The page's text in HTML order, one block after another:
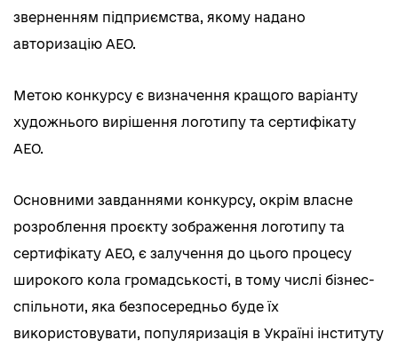
зверненням підприємства, якому надано
авторизацію АЕО.
Метою конкурсу є визначення кращого варіанту
художнього вирішення логотипу та сертифікату
АЕО.
Основними завданнями конкурсу, окрім власне
розроблення проєкту зображення логотипу та
сертифікату АЕО, є залучення до цього процесу
широкого кола громадськості, в тому числі бізнес-
спільноти, яка безпосередньо буде їх
використовувати, популяризація в Україні інституту